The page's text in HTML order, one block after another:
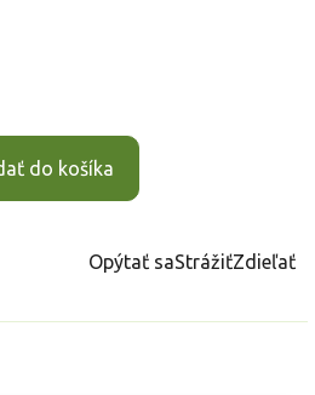
do košíka
Opýtať saStrážiťZdieľať